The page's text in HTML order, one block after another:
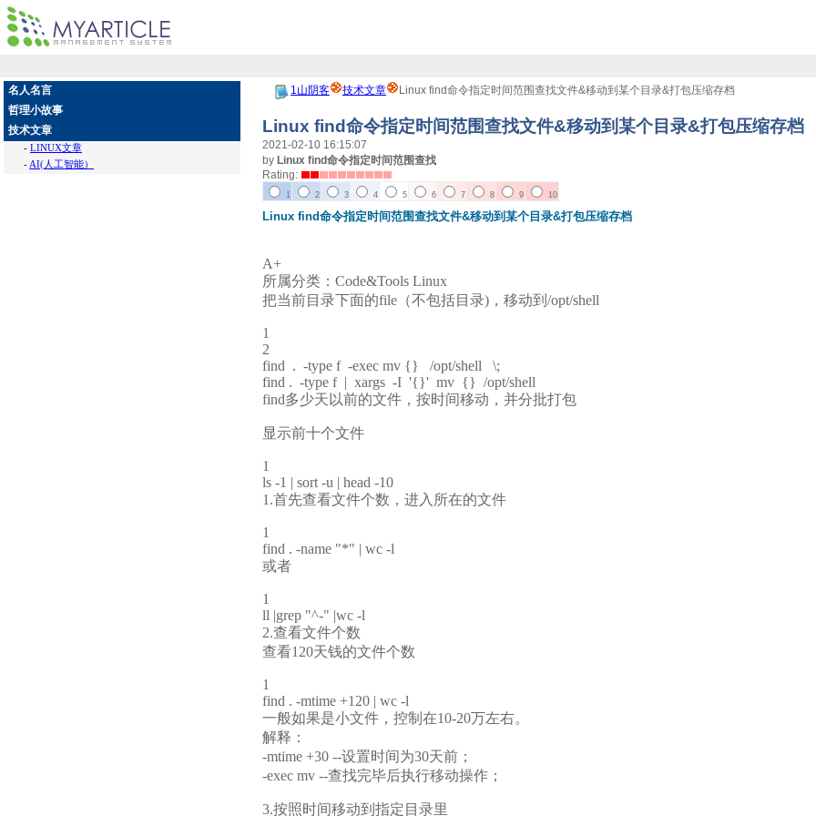
名人名言
哲理小故事
技术文章
- LINUX文章
- AI(人工智能）
1山阴客 技术文章 Linux find命令指定时间范围查找文件&移动到某个目录&打包压缩存档
Linux find命令指定时间范围查找文件&移动到某个目录&打包压缩存档
2021-02-10 16:15:07
by Linux find命令指定时间范围查找
Rating:
1 2 3 4 5 6 7 8 9 10
Linux find命令指定时间范围查找文件&移动到某个目录&打包压缩存档
A+
所属分类：Code&Tools Linux
把当前目录下面的file（不包括目录)，移动到/opt/shell
1
2
find . -type f -exec mv {} /opt/shell \;
find . -type f | xargs -I '{}' mv {} /opt/shell
find多少天以前的文件，按时间移动，并分批打包
显示前十个文件
1
ls -1 | sort -u | head -10
1.首先查看文件个数，进入所在的文件
1
find . -name "*" | wc -l
或者
1
ll |grep "^-" |wc -l
2.查看文件个数
查看120天钱的文件个数
1
find . -mtime +120 | wc -l
一般如果是小文件，控制在10-20万左右。
解释：
-mtime +30 --设置时间为30天前；
-exec mv --查找完毕后执行移动操作；
3.按照时间移动到指定目录里